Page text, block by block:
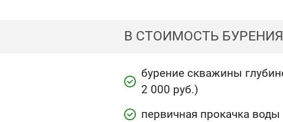
В СТОИМОСТЬ
бурение скважины
2 000 руб.)
первичная прокачка воды